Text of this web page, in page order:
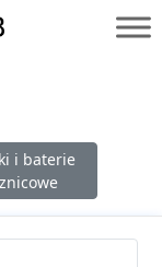
i baterie